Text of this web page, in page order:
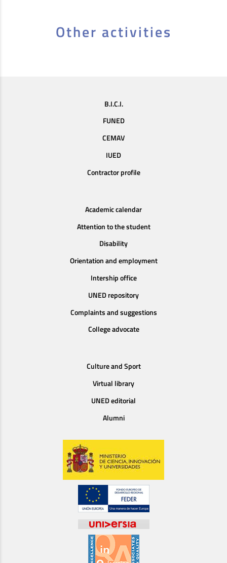
Other activities
B.I.C.I.
FUNED
CEMAV
IUED
Contractor profile
Academic calendar
Attention to the student
Disability
Orientation and employment
Intership office
UNED repository
Complaints and suggestions
College advocate
Culture and Sport
Virtual library
UNED editorial
Alumni